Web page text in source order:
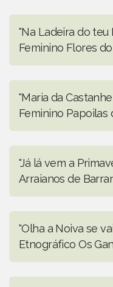
"Na Ladeira do teu
Feminino Flores
"Maria da
Feminino Papoilas
"Já lá vem a
Arraianos de
"Olha a Noiva se
Etnográfico Os